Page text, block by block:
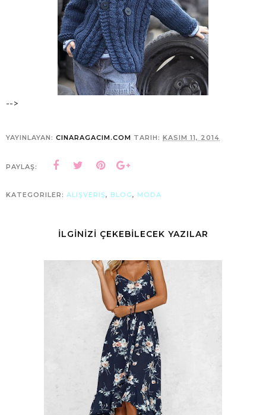
-->
YAYINLAYAN: CINARAGACIM.COM TARIH: KASIM 11, 2014
PAYLAŞ:
KATEGORILER: ALIŞVERIŞ, BLOG, MODA
İLGİNİZİ ÇEKEBİLECEK YAZILAR